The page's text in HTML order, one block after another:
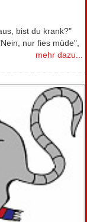
bist du krank?"
nur fies müde",
mehr dazu...